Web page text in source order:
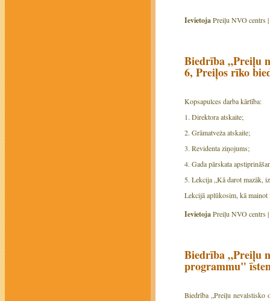
IevietojaPreiļu NVO centrs |
Biedrība „Preiļu
6, Preiļos rīko
Kopsapulces darba kārtība:
1. Direktora atskaite;
2. Grāmatveža atskaite;
3. Revidenta ziņojums;
4. Gada pārskata
5. Lekcija „Kā darot mazāk,
Lekcijā aplūkosim, kā mainot
IevietojaPreiļu NVO centrs |
Biedrība „Preiļu
programmu"
Biedrība „Preiļu nevalstisko